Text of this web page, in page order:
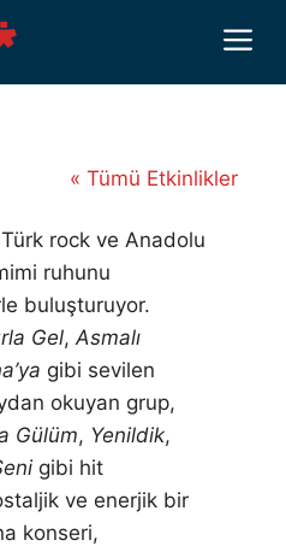
« Tümü Etkinlikler
rock ve Anadolu
ruhunu
buluşturuyor.
Gel,Asmalı
gibi sevilen
okuyan grup,
Gülüm, Yenildik,
gibi hit
ve enerjik bir
konseri,